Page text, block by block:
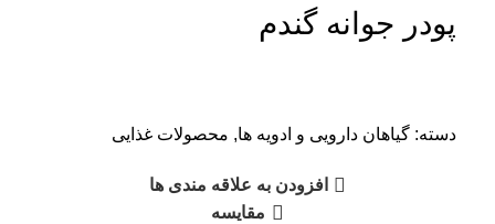
پودر جوانه گندم
دسته: گیاهان دارویی و ادویه ها, محصولات غذایی
افزودن به علاقه مندی ها
مقایسه